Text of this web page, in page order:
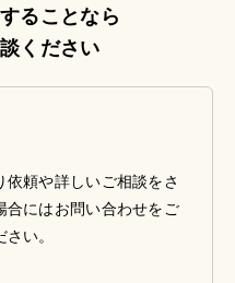
ることなら
ください
依頼や詳しいご相談をさ
合にはお問い合わせをご
い。